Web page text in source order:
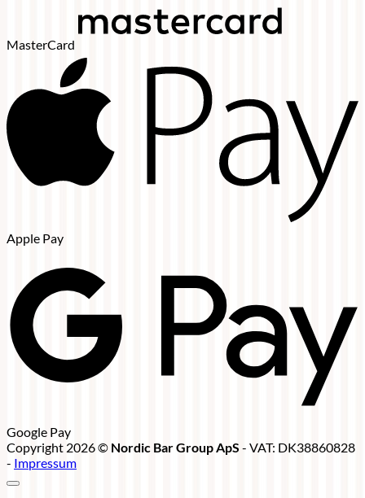
MasterCard
Apple Pay
Google Pay
Copyright 2026 © Nordic Bar Group ApS - VAT: DK38860828
- Impressum